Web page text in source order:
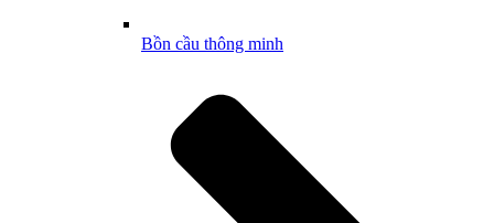
Bồn cầu thông minh